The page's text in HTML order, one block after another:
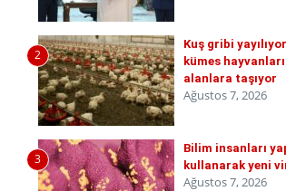
2
Kuş gribi
kümes
alanlara taşıyor
Ağustos 7, 2026
3
Bilim insanları
kullanarak yeni
Ağustos 7, 2026